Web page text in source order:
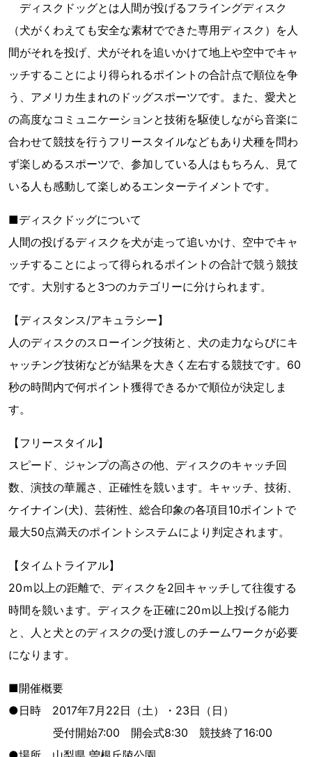
ディスクドッグとは人間が投げるフライングディスク
（犬がくわえても安全な素材でできた専用ディスク）を人
間がそれを投げ、犬がそれを追いかけて地上や空中でキャ
ッチすることにより得られるポイントの合計点で順位を争
う、アメリカ生まれのドッグスポーツです。また、愛犬と
の高度なコミュニケーションと技術を駆使しながら音楽に
合わせて競技を行うフリースタイルなどもあり犬種を問わ
ず楽しめるスポーツで、参加している人はもちろん、見て
いる人も感動して楽しめるエンターテイメントです。
■ディスクドッグについて
人間の投げるディスクを犬が走って追いかけ、空中でキャ
ッチすることによって得られるポイントの合計で競う競技
です。大別すると3つのカテゴリーに分けられます。
【ディスタンス/アキュラシー】
人のディスクのスローイング技術と、犬の走力ならびにキ
ャッチング技術などが結果を大きく左右する競技です。60
秒の時間内で何ポイント獲得できるかで順位が決定しま
す。
【フリースタイル】
スピード、ジャンプの高さの他、ディスクのキャッチ回
数、演技の華麗さ、正確性を競います。キャッチ、技術、
ケイナイン(犬)、芸術性、総合印象の各項目10ポイントで
最大50点満天のポイントシステムにより判定されます。
【タイムトライアル】
20ｍ以上の距離で、ディスクを2回キャッチして往復する
時間を競います。ディスクを正確に20ｍ以上投げる能力
と、人と犬とのディスクの受け渡しのチームワークが必要
になります。
■開催概要
●日時 2017年7月22日（土）・23日（日）
受付開始7:00 開会式8:30 競技終了16:00